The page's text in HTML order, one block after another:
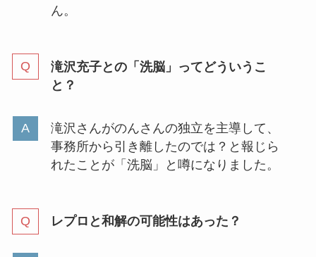
ん。
滝沢充子との「洗脳」ってどういうこ
と？
滝沢さんがのんさんの独立を主導して、
事務所から引き離したのでは？と報じら
れたことが「洗脳」と噂になりました。
レプロと和解の可能性はあった？